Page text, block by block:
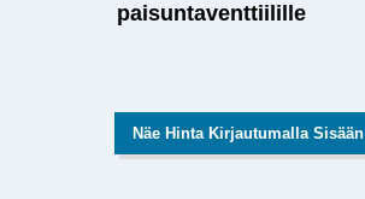
paisuntaventtiilille
Näe Hinta Kirjautumalla Sisään